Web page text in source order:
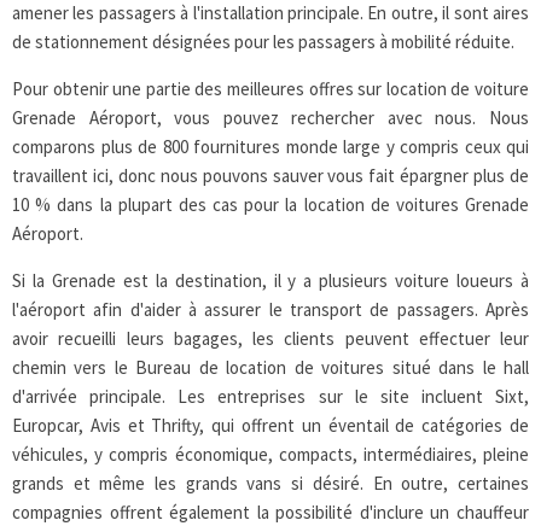
amener les passagers à l'installation principale. En outre, il sont aires
de stationnement désignées pour les passagers à mobilité réduite.
Pour obtenir une partie des meilleures offres sur location de voiture
Grenade Aéroport, vous pouvez rechercher avec nous. Nous
comparons plus de 800 fournitures monde large y compris ceux qui
travaillent ici, donc nous pouvons sauver vous fait épargner plus de
10 % dans la plupart des cas pour la location de voitures Grenade
Aéroport.
Si la Grenade est la destination, il y a plusieurs voiture loueurs à
l'aéroport afin d'aider à assurer le transport de passagers. Après
avoir recueilli leurs bagages, les clients peuvent effectuer leur
chemin vers le Bureau de location de voitures situé dans le hall
d'arrivée principale. Les entreprises sur le site incluent Sixt,
Europcar, Avis et Thrifty, qui offrent un éventail de catégories de
véhicules, y compris économique, compacts, intermédiaires, pleine
grands et même les grands vans si désiré. En outre, certaines
compagnies offrent également la possibilité d'inclure un chauffeur